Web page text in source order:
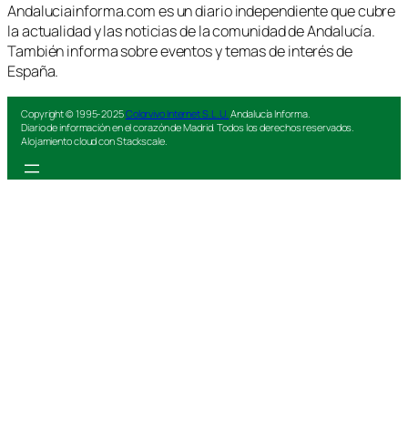
Andaluciainforma.com es un diario independiente que cubre
la actualidad y las noticias de la comunidad de Andalucía.
También informa sobre eventos y temas de interés de
España.
Copyright © 1995-2025Colorvivo Internet S.L.U. Andalucía Informa.
Diario de información en el corazón de Madrid. Todos los derechos reservados.
Alojamiento cloud con Stackscale.